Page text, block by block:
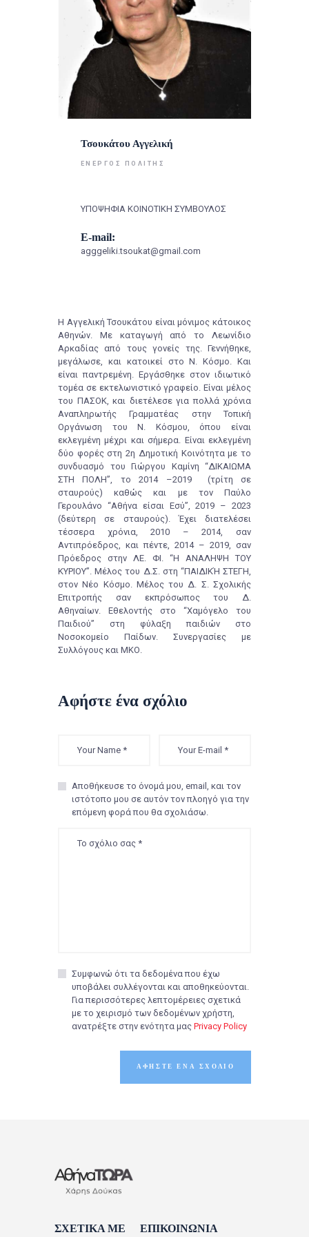
Τσουκάτου Αγγελική
ΕΝΕΡΓΌΣ ΠΟΛΊΤΗΣ
ΥΠΟΨΗΦΙΑ ΚΟΙΝΟΤΙΚΗ ΣΥΜΒΟΥΛΟΣ
E-mail:
agggeliki.tsoukat@gmail.com
Η ΑγγελικήΤσουκάτου είναιμόνιμος κάτοικος
Αθηνών. Με καταγωγήαπό το Λεωνίδιο
Αρκαδίας από τους γονείς της.Γεννήθηκε,
μεγάλωσε, και κατοικεί στο Ν. Κόσμο. Και
είναι παντρεμένη. Εργάσθηκε στον ιδιωτικό
τομέα σε εκτελωνιστικό γραφείο. Είναι μέλος
του ΠΑΣΟΚ, και διετέλεσε για πολλά χρόνια
Αναπληρωτής Γραμματέας στην Τοπική
Οργάνωση του Ν. Κόσμου, όπου είναι
εκλεγμένημέχρι και σήμερα. Είναιεκλεγμένη
δύο φορέςστη 2η Δημοτική Κοινότητα με το
συνδυασμό
του Γιώργου Καμίνη “ΔΙΚΑΙΩΜΑ
ΣΤΗ ΠΟΛΗ”, το 2014 –2019 (τρίτη σε
σταυρούς) καθώς και με τον Παύλο
Γερουλάνο “Αθήνα είσαι Εσύ”,2019 – 2023
(δεύτερη σε σταυρούς).Έχει διατελέσει
τέσσερα χρόνια, 2010 – 2014,
σαν
Αντιπρόεδρος, και πέντε, 2014 – 2019, σαν
Πρόεδρος στην ΛΕ. ΦΙ. “Η ΑΝΑΛΗΨΗ ΤΟΥ
ΚΥΡΙΟΥ”.Μέλος του Δ.Σ.στη “ΠΑΙΔΙΚΉ ΣΤΕΓΗ,
στον Νέο Κόσμο. Μέλος του Δ. Σ. Σχολικής
Επιτροπής
σαν εκπρόσωπος του Δ.
Αθηναίων.
Εθελοντής στο “Χαμόγελο του
Παιδιού” στη φύλαξη παιδιών στο
Νοσοκομείο Παίδων.
Συνεργασίες με
Συλλόγους και ΜΚΟ.
Αφήστε ένα σχόλιο
Αποθήκευσε το όνομά μου, email, και τον
ιστότοπο μου σε αυτόν τον πλοηγό για την
επόμενη φορά που θα σχολιάσω.
Συμφωνώ ότι τα δεδομένα που έχω
υποβάλει συλλέγονται και αποθηκεύονται.
Για περισσότερες λεπτομέρειες σχετικά
με το χειρισμό των δεδομένων χρήστη,
ανατρέξτε στην ενότητα μας Privacy Policy
ΣΧΕΤΙΚΑ ΜΕ
ΕΠΙΚΟΙΝΩΝΙΑ